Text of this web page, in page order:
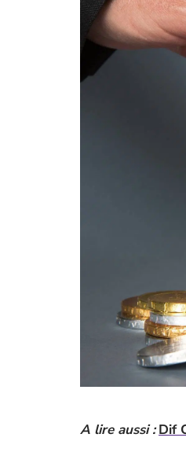
A lire aussi : Dif